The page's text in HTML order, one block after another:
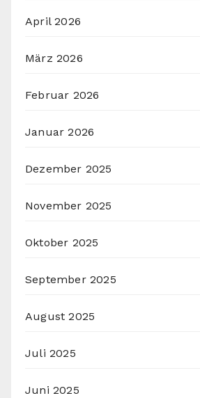
April 2026
März 2026
Februar 2026
Januar 2026
Dezember 2025
November 2025
Oktober 2025
September 2025
August 2025
Juli 2025
Juni 2025